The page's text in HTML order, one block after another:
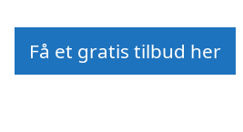
Få et gratis tilbud her